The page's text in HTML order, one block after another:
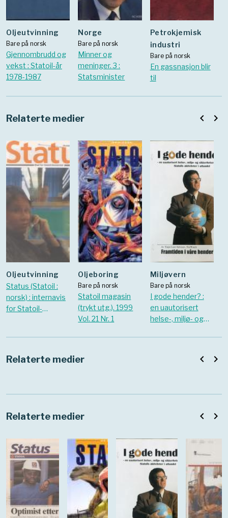
oljeutvinning
Bare på norsk
Gjennombrudd og
vekst : Statoil-år
1978-1987
Norge
Bare på norsk
Minner og
meninger. 3 :
Statsminister
Petrokjemisk
industri
Bare på norsk
En gassnasjon blir
til
Relaterte medier
Oljeutvinning
Status (Statoil :
norsk) : internavis
for Statoil-
Oljeboring
Bare på norsk
Statoil magasin
(trykt utg.). 1999
Vol. 21 Nr. 1
Miljøvern
Bare på norsk
I gode hender? :
en uautorisert
helse-, miljø- og
navigate_before navigate_next
Relaterte medier navigate_before navigate_next
Relaterte medier navigate_before navigate_next